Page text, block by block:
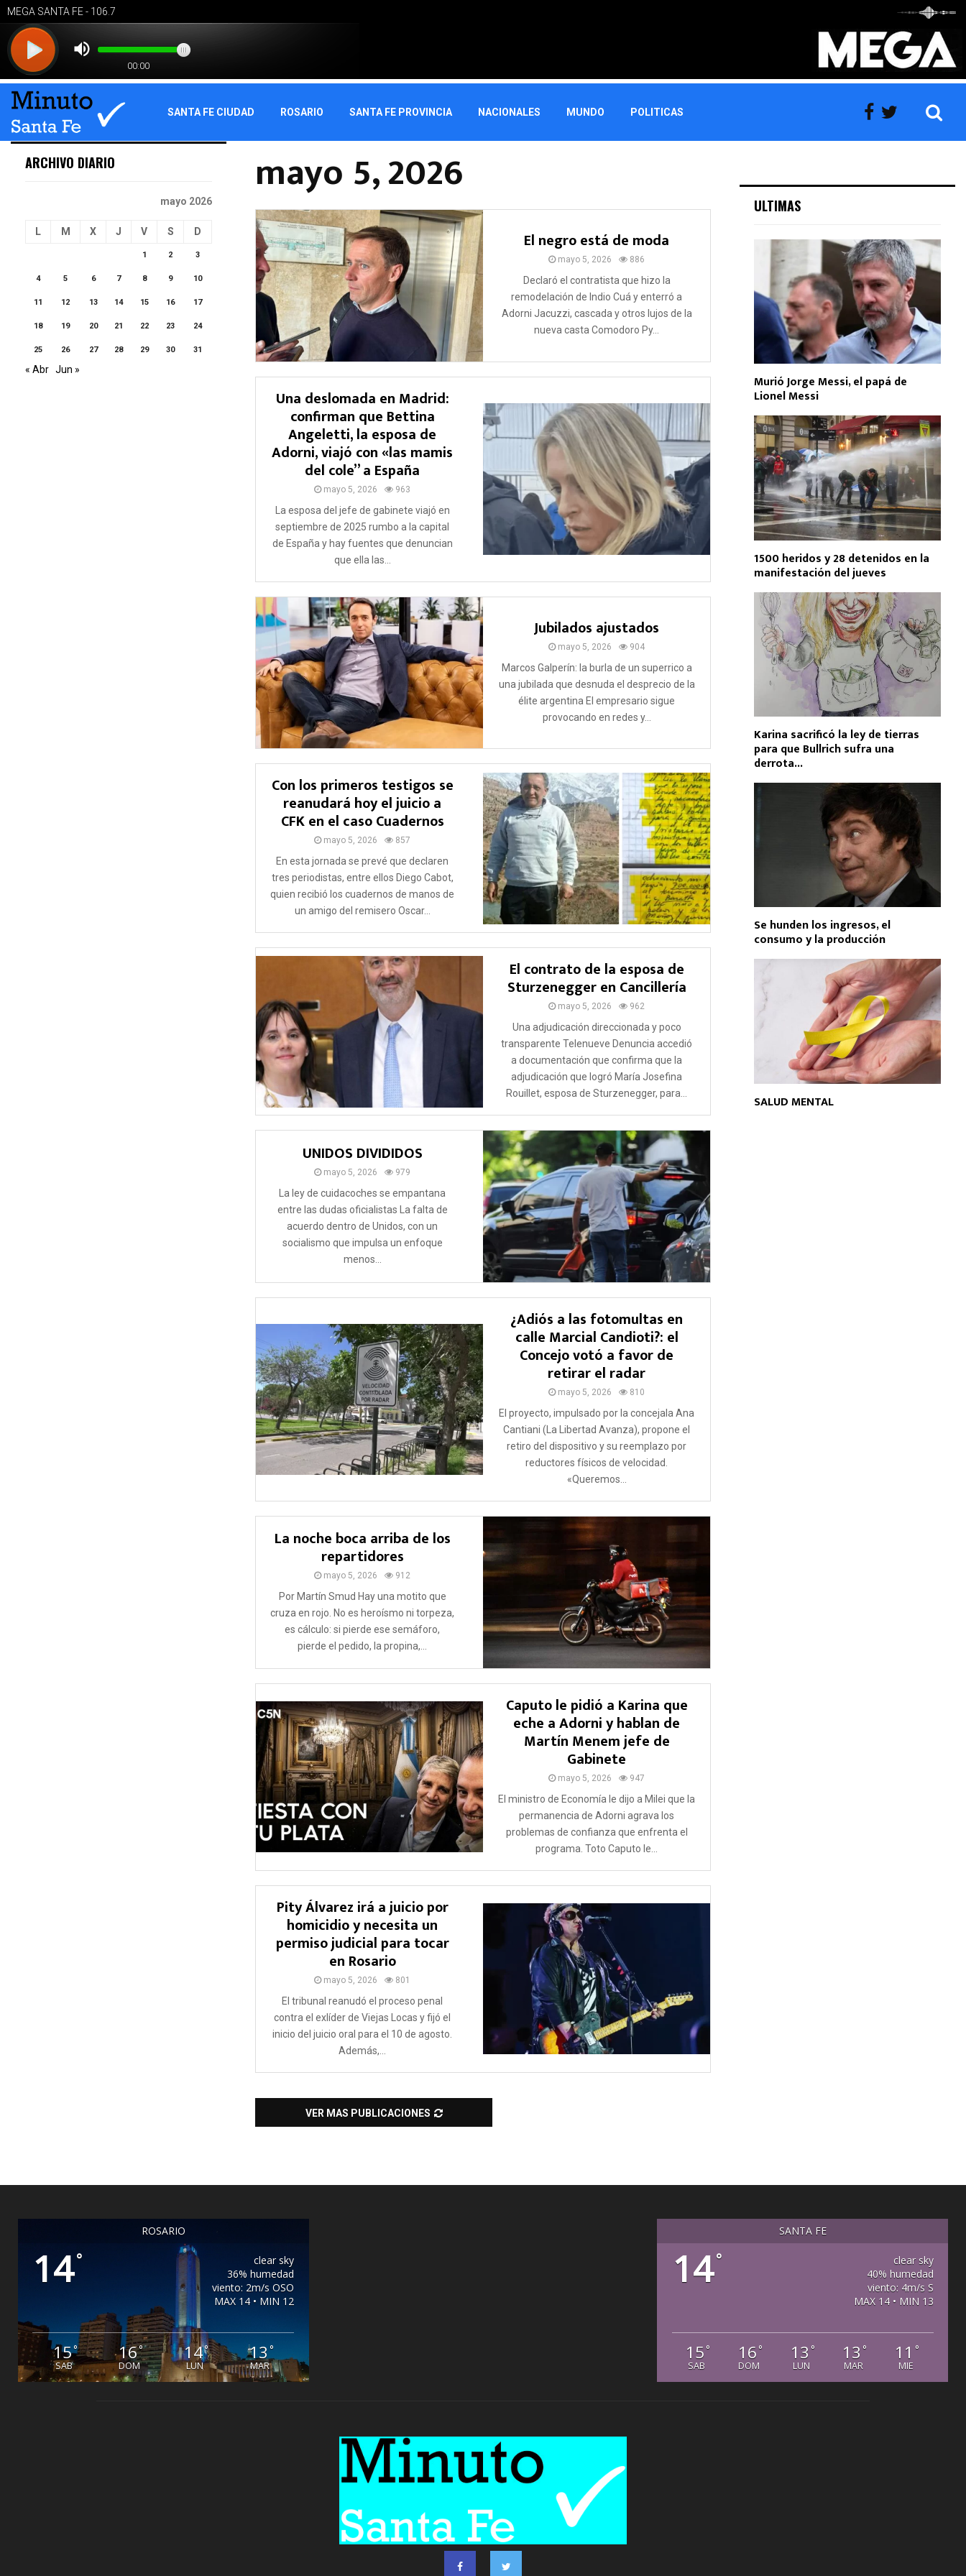
SANTA FE CIUDAD ROSARIO SANTA FE PROVINCIA NACIONALES MUNDO POLITICAS
mayo 5, 2026
El negro está de moda
mayo 5, 2026 886
Declaró el contratista que hizo la
remodelación de Indio Cuá y enterró a
Adorni Jacuzzi, cascada y otros lujos de la
nueva casta Comodoro Py...
Una deslomada en Madrid:
confirman que Bettina
Angeletti, la esposa de
Adorni, viajó con «las mamis
del cole” a España
mayo 5, 2026 963
La esposa del jefe de gabinete viajó en
septiembre de 2025 rumbo a la capital
de España y hay fuentes que denuncian
que ella las...
Jubilados ajustados
mayo 5, 2026 904
Marcos Galperín: la burla de un superrico a
una jubilada que desnuda el desprecio de la
élite argentina El empresario sigue
provocando en redes y...
Con los primeros testigos se
reanudará hoy el juicio a
CFK en el caso Cuadernos
mayo 5, 2026 857
En esta jornada se prevé que declaren
tres periodistas, entre ellos Diego Cabot,
quien recibió los cuadernos de manos de
un amigo del remisero Oscar...
El contrato de la esposa de
Sturzenegger en Cancillería
mayo 5, 2026 962
Una adjudicación direccionada y poco
transparente Telenueve Denuncia accedió
a documentación que confirma que la
adjudicación que logró María Josefina
Rouillet, esposa de Sturzenegger, para...
UNIDOS DIVIDIDOS
mayo 5, 2026 979
La ley de cuidacoches se empantana
entre las dudas oficialistas La falta de
acuerdo dentro de Unidos, con un
socialismo que impulsa un enfoque
menos...
¿Adiós a las fotomultas en
calle Marcial Candioti?: el
Concejo votó a favor de
retirar el radar
mayo 5, 2026 810
El proyecto, impulsado por la concejala Ana
Cantiani (La Libertad Avanza), propone el
retiro del dispositivo y su reemplazo por
reductores físicos de velocidad.
«Queremos...
La noche boca arriba de los
repartidores
mayo 5, 2026 912
Por Martín Smud Hay una motito que
cruza en rojo. No es heroísmo ni torpeza,
es cálculo: si pierde ese semáforo,
pierde el pedido, la propina,...
Caputo le pidió a Karina que
eche a Adorni y hablan de
Martín Menem jefe de
Gabinete
mayo 5, 2026 947
El ministro de Economía le dijo a Milei que la
permanencia de Adorni agrava los
problemas de confianza que enfrenta el
programa. Toto Caputo le...
Pity Álvarez irá a juicio por
homicidio y necesita un
permiso judicial para tocar
en Rosario
mayo 5, 2026 801
El tribunal reanudó el proceso penal
contra el exlíder de Viejas Locas y fijó el
inicio del juicio oral para el 10 de agosto.
Además,...
VER MAS PUBLICACIONES
ARCHIVO DIARIO
mayo 2026
L M X J V S D
1 2 3
4 5 6 7 8 9 10
11 12 13 14 15 16 17
18 19 20 21 22 23 24
25 26 27 28 29 30 31
« Abr Jun »
ULTIMAS
Murió Jorge Messi, el papá de
Lionel Messi
1500 heridos y 28 detenidos en la
manifestación del jueves
Karina sacrificó la ley de tierras
para que Bullrich sufra una
derrota...
Se hunden los ingresos, el
consumo y la producción
SALUD MENTAL
ROSARIO
14°
clear sky
36% humedad
viento: 2m/s OSO
MAX 14 • MIN 12
15°
SAB
16°
DOM
14°
LUN
13 °
MAR
SANTA FE
14°
clear sky
40% humedad
viento: 4m/s S
MAX 14 • MIN 13
15 °
SAB
16 °
DOM
13 °
LUN
13 °
MAR
11 °
MIE